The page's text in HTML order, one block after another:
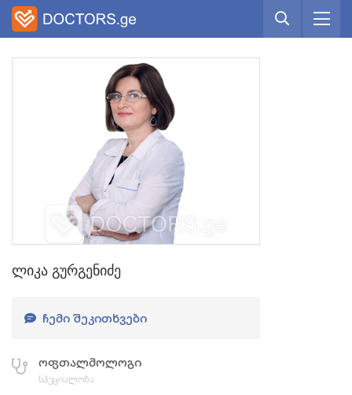
ლიკა გურგენიძე
ᲩᲔᲛᲘ ᲨᲔᲙᲘᲗᲮᲕᲔᲑᲘ
ოფთალმოლოგი
სპეციალობა